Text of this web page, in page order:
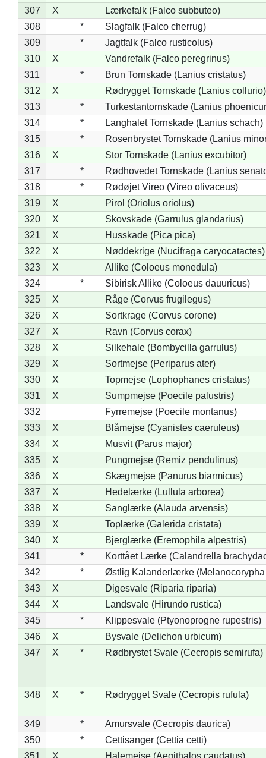
307
X
Lærkefalk (Falco subbuteo)
308
*
Slagfalk (Falco cherrug)
309
*
Jagtfalk (Falco rusticolus)
310
X
Vandrefalk (Falco peregrinus)
311
*
Brun Tornskade (Lanius cristatus)
312
X
Rødrygget Tornskade (Lanius collurio)
313
*
Turkestantornskade (Lanius
314
*
Langhalet Tornskade (Lanius schach)
315
*
Rosenbrystet Tornskade (Lanius
316
X
Stor Tornskade (Lanius excubitor)
317
*
Rødhovedet Tornskade (Lanius
318
*
Rødøjet Vireo (Vireo olivaceus)
319
X
Pirol (Oriolus oriolus)
320
X
Skovskade (Garrulus glandarius)
321
X
Husskade (Pica pica)
322
X
Nøddekrige (Nucifraga caryocatactes)
323
X
Allike (Coloeus monedula)
324
*
Sibirisk Allike (Coloeus dauuricus)
325
X
Råge (Corvus frugilegus)
326
X
Sortkrage (Corvus corone)
327
X
Ravn (Corvus corax)
328
X
Silkehale (Bombycilla garrulus)
329
X
Sortmejse (Periparus ater)
330
X
Topmejse (Lophophanes cristatus)
331
X
Sumpmejse (Poecile palustris)
332
Fyrremejse (Poecile montanus)
333
X
Blåmejse (Cyanistes caeruleus)
334
X
Musvit (Parus major)
335
X
Pungmejse (Remiz pendulinus)
336
X
Skægmejse (Panurus biarmicus)
337
X
Hedelærke (Lullula arborea)
338
X
Sanglærke (Alauda arvensis)
339
X
Toplærke (Galerida cristata)
340
X
Bjerglærke (Eremophila alpestris)
341
*
Korttået Lærke (Calandrella
342
*
Østlig Kalanderlærke (Melanocorypha
343
X
Digesvale (Riparia riparia)
344
X
Landsvale (Hirundo rustica)
345
*
Klippesvale (Ptyonoprogne rupestris)
346
X
Bysvale (Delichon urbicum)
347
X * Rødbrystet Svale (Cecropis semirufa)
348 X * Rødrygget Svale (Cecropis rufula)
349 *
Amursvale (Cecropis daurica)
350
*
Cettisanger (Cettia cetti)
351
X Halemejse (Aegithalos caudatus)